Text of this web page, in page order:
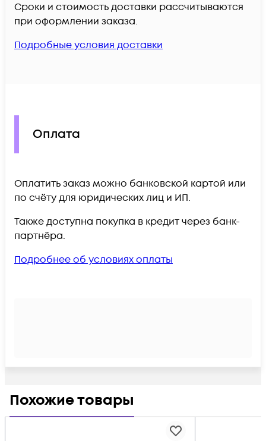
Сроки и стоимость доставки рассчитываются
при оформлении заказа.
Подробные условия доставки
Оплата
Оплатить заказ можно банковской картой или
по счёту для юридических лиц и ИП.
Также доступна покупка в кредит через банк-
партнёра.
Подробнее об условиях оплаты
Похожие товары